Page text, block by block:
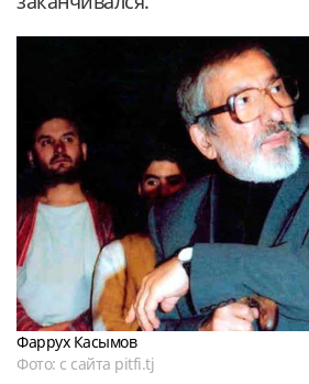
Фаррух Касымов
Фото: с сайта pitfi.tj